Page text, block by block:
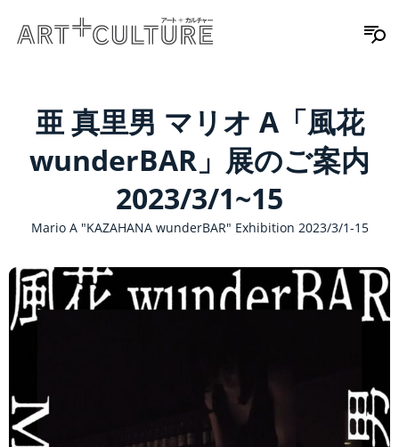
亜 真里男 マリオ A「風花
wunderBAR」展のご案内
2023/3/1~15
Mario A "KAZAHANA wunderBAR" Exhibition 2023/3/1-15